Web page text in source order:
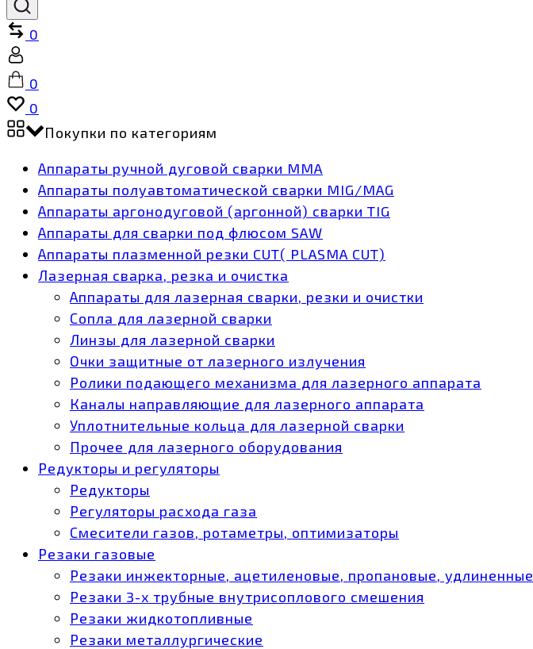
Сравнить
0
запись
Корзина
0
Список
желаний
0
Покупки по категориям
Аппараты ручной дуговой сварки MMA
Аппараты полуавтоматической сварки MIG/MAG
Аппараты аргонодуговой (аргонной) сварки TIG
Аппараты для сварки под флюсом SAW
Аппараты плазменной резки CUT( PLASMA CUT)
Лазерная сварка, резка и очистка
Аппараты для лазерная сварки, резки и очистки
Сопла для лазерной сварки
Линзы для лазерной сварки
Очки защитные от лазерного излучения
Ролики подающего механизма для лазерного аппарата
Каналы направляющие для лазерного аппарата
Уплотнительные кольца для лазерной сварки
Прочее для лазерного оборудования
Редукторы и регуляторы
Редукторы
Регуляторы расхода газа
Смесители газов, ротаметры, оптимизаторы
Резаки газовые
Резаки инжекторные, ацетиленовые, пропановые, удлиненные
Резаки 3-х трубные внутрисоплового смешения
Резаки жидкотопливные
Резаки металлургические